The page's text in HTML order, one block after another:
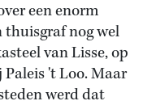
een enorm
thuisgraf nog wel
van Lisse, op
't Loo. Maar
werd dat